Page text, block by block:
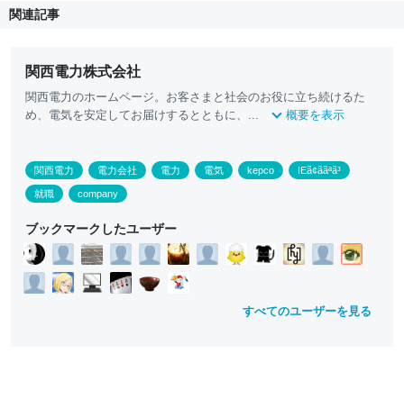
関連記事
関西電力株式会社
関西電力のホームページ。お客さまと社会のお役に立ち続けるた
め、電気を安定してお届けするとともに、...
概要を表示
関西電力 電力会社 電力 電気 kepco IEã¢ããªã³
就職 company
ブックマークしたユーザー
すべてのユーザーを見る